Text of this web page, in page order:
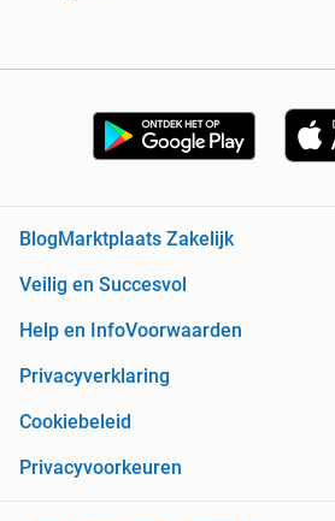
BlogMarktplaats Zakelijk
Veilig en Succesvol
Help en InfoVoorwaarden
Privacyverklaring
Cookiebeleid
Privacyvoorkeuren